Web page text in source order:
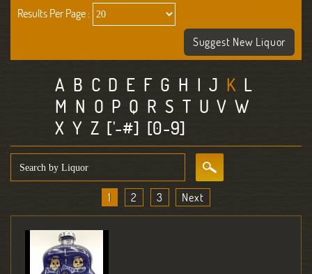
Results Per Page :
Suggest New Liquor
A B C D E F G H I J K L
M N O P Q R S T U V W
X Y Z ['-#] [0-9]
1 2 3 Next